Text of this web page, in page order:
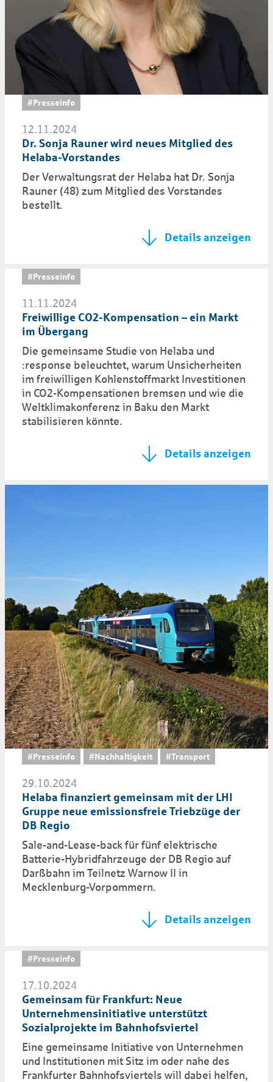
#Presseinfo
12.11.2024
Dr. Sonja Rauner wird neues Mitglied des
Helaba-Vorstandes
Der Verwaltungsrat der Helaba hat Dr. Sonja
Rauner (48) zum Mitglied des Vorstandes
bestellt.
Details anzeigen
#Presseinfo
11.11.2024
Freiwillige CO2-Kompensation – ein Markt
im Übergang
Die gemeinsame Studie von Helaba und
:response beleuchtet, warum Unsicherheiten
im freiwilligen Kohlenstoffmarkt Investitionen
in CO2-Kompensationen bremsen und wie die
Weltklimakonferenz in Baku den Markt
stabilisieren könnte.
Details anzeigen
#Presseinfo #Nachhaltigkeit #Transport
29.10.2024
Helaba finanziert gemeinsam mit der LHI
Gruppe neue emissionsfreie Triebzüge der
DB Regio
Sale-and-Lease-back für fünf elektrische
Batterie-Hybridfahrzeuge der DB Regio auf
Darßbahn im Teilnetz Warnow II in
Mecklenburg-Vorpommern.
Details anzeigen
#Presseinfo
17.10.2024
Gemeinsam für Frankfurt: Neue
Unternehmens­initiative unterstützt
Sozialprojekte im Bahnhofsviertel
Eine gemeinsame Initiative von Unternehmen
und Institutionen mit Sitz im oder nahe des
Frankfurter Bahnhofsviertels will dabei helfen,